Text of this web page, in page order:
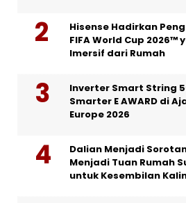
Hisense Hadirkan
FIFA World Cup 2026™
Imersif dari Rumah
Inverter Smart String
Smarter E AWARD di
Europe 2026
Dalian Menjadi
Menjadi Tuan Rumah
untuk Kesembilan